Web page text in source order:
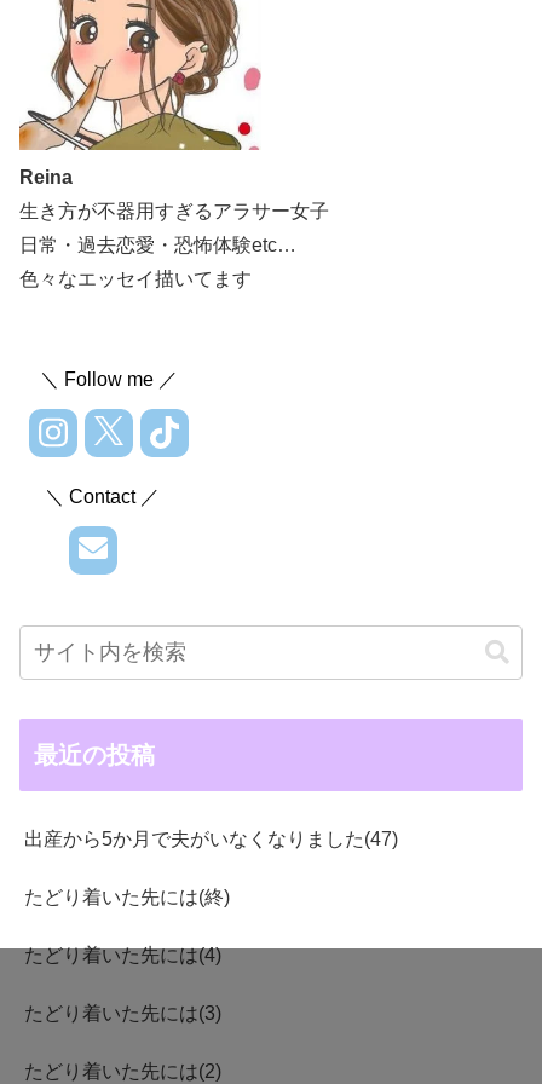
Reina
生き方が不器用すぎるアラサー女子
日常・過去恋愛・恐怖体験etc…
色々なエッセイ描いてます
＼ Follow me ／
＼ Contact ／
最近の投稿
出産から5か月で夫がいなくなりました(47)
たどり着いた先には(終)
たどり着いた先には(4)
たどり着いた先には(3)
たどり着いた先には(2)